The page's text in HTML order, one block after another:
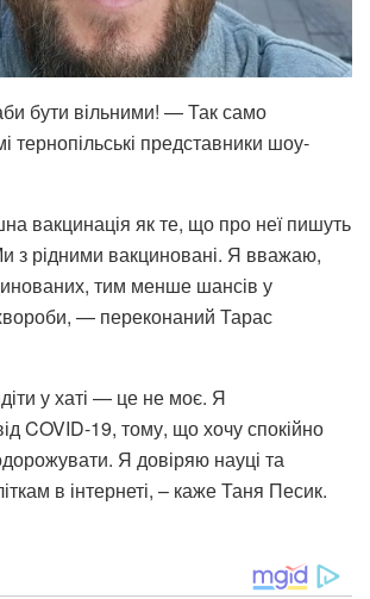
бути вільними! — Так само
тернопільські представники шоу-
вакцинація як те, що про неї пишуть
з рідними вакциновані. Я вважаю,
тим менше шансів у
— переконаний Тарас
у хаті — це не моє. Я
COVID-19, тому, що хочу спокійно
Я довіряю науці та
в інтернеті, – каже Таня Песик.